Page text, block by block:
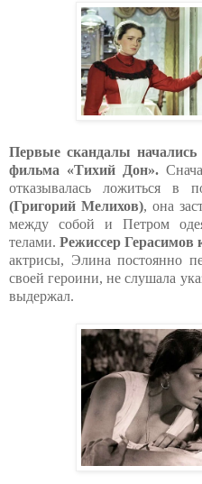
Первые скандалы начались
фильма «Тихий Дон».
отказывалась ложиться в
(Григорий Мелихов), она
между собой и Петром
телами. Режиссер Герасимов
актрисы, Элина постоянно
своей героини, не слушала
выдержал.